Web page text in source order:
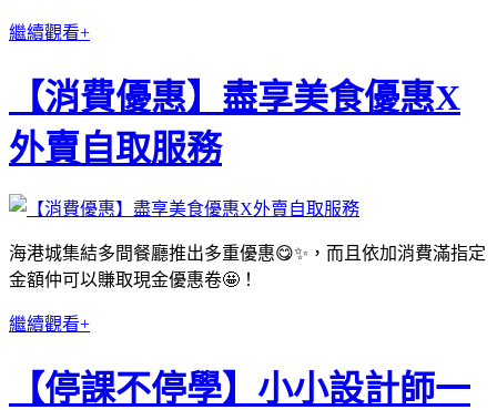
繼續觀看+
【消費優惠】盡享美食優惠X
外賣自取服務
海港城集結多間餐廳推出多重優惠😋✨，而且依加消費滿指定
金額仲可以賺取現金優惠卷🤩！
繼續觀看+
【停課不停學】小小設計師一